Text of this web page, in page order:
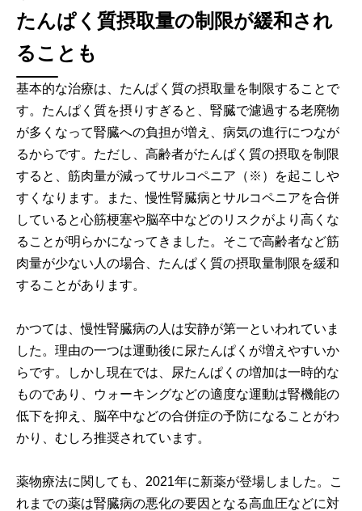
たんぱく質摂取量の制限が緩和され
ることも
基本的な治療は、たんぱく質の摂取量を制限することで
す。たんぱく質を摂りすぎると、腎臓で濾過する老廃物
が多くなって腎臓への負担が増え、病気の進行につなが
るからです。ただし、高齢者がたんぱく質の摂取を制限
すると、筋肉量が減ってサルコペニア（※）を起こしや
すくなります。また、慢性腎臓病とサルコペニアを合併
していると心筋梗塞や脳卒中などのリスクがより高くな
ることが明らかになってきました。そこで高齢者など筋
肉量が少ない人の場合、たんぱく質の摂取量制限を緩和
することがあります。
かつては、慢性腎臓病の人は安静が第一といわれていま
した。理由の一つは運動後に尿たんぱくが増えやすいか
らです。しかし現在では、尿たんぱくの増加は一時的な
ものであり、ウォーキングなどの適度な運動は腎機能の
低下を抑え、脳卒中などの合併症の予防になることがわ
かり、むしろ推奨されています。
薬物療法に関しても、2021年に新薬が登場しました。こ
れまでの薬は腎臓病の悪化の要因となる高血圧などに対